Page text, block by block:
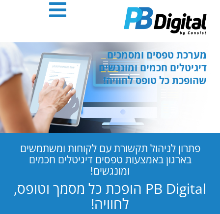
אנטר
מערכת טפסים ומסמכים
דיגיטלים חכמים ומונגשים
שהופכת כל טופס לחוויה!
פתרון לניהול תקשורת עם לקוחות ומשתמשים
בארגון באמצעות טפסים דיגיטלים חכמים
ומונגשים!
PB Digital הופכת כל מסמך וטופס,
לחוויה!